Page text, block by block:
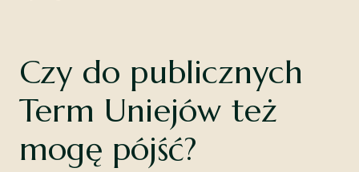
Czy do publicznych
Term Uniejów też
mogę pójść?